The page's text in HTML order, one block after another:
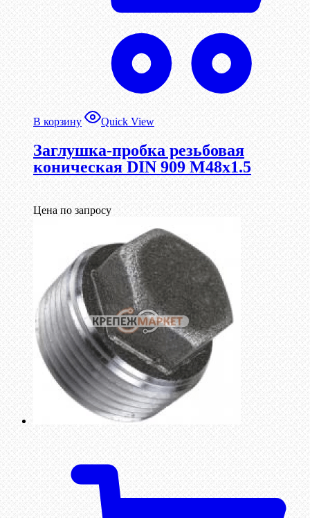
В корзину Quick View
Заглушка-пробка резьбовая
коническая DIN 909 М48х1.5
Цена по запросу